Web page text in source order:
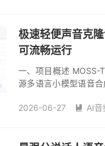
极速轻便声音克
可流畅运行
一、项目概述 MOSS-
源多语言小模型语音
2026-06-27  AI音